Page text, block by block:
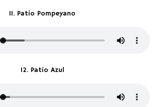
11. Patio Pompeyano
12. Patio Azul